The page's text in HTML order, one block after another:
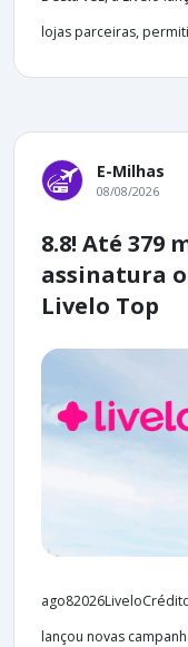
lojas parceiras,
E-Milhas
08/08/2026
8.8! Até 379
assinatura
Livelo Top
lançou novas